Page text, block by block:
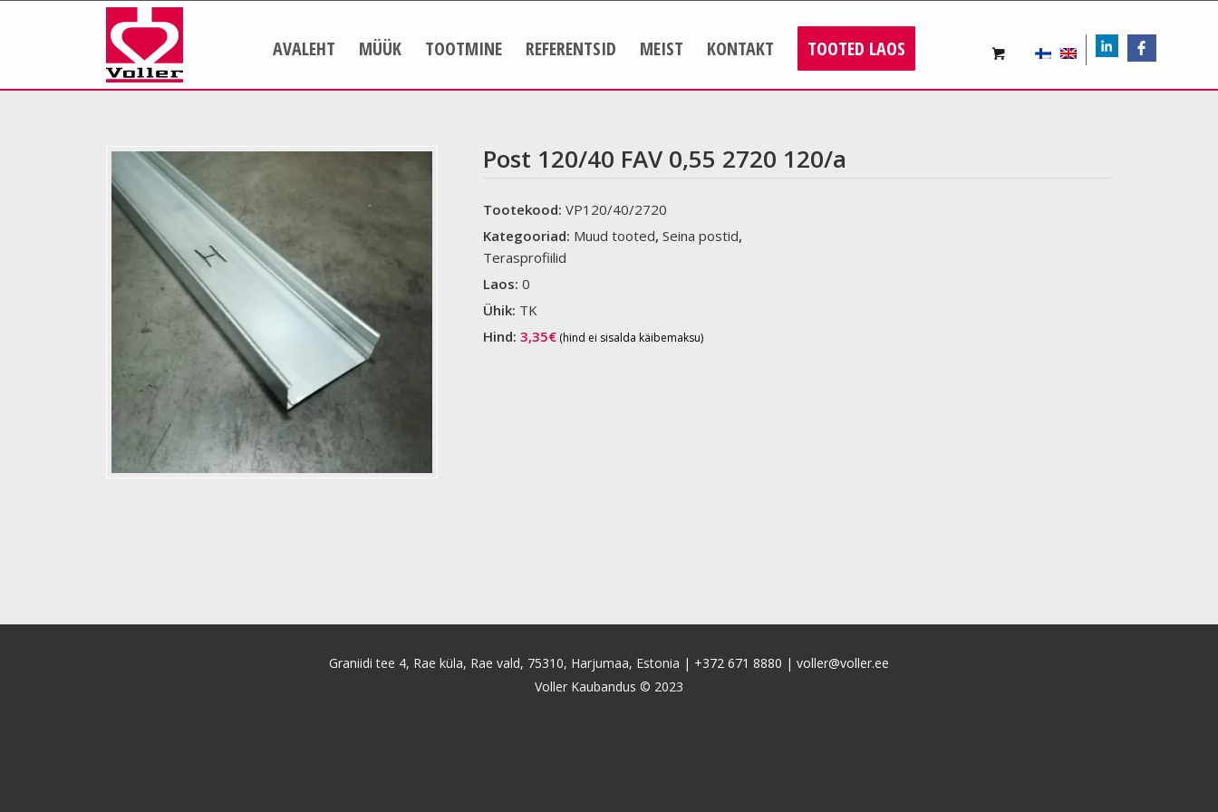
FB
LIn
AVALEHT MÜÜK TOOTMINE REFERENTSID MEIST KONTAKT TOOTED LAOS
Post 120/40 FAV 0,55 2720 120/a
Tootekood:VP120/40/2720
Kategooriad: Muud tooted,Seina postid,
Terasprofiilid
Laos:0
Ühik: TK
Hind:3,35€ (hind ei sisalda käibemaksu)
Graniidi tee 4, Rae küla, Rae vald, 75310, Harjumaa, Estonia | +372 671 8880 | voller@voller.ee
Voller Kaubandus © 2023